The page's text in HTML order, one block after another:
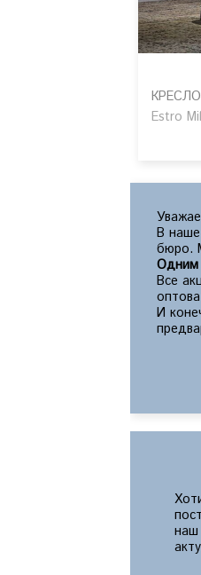
КРЕСЛО
Estro
В
бюро.
Одним
Все
И
наш